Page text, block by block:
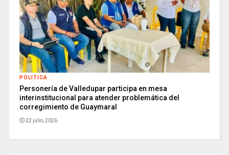
POLITICA
Personería de Valledupar participa en mesa
interinstitucional para atender problemática del
corregimiento de Guaymaral
22 julio, 2026